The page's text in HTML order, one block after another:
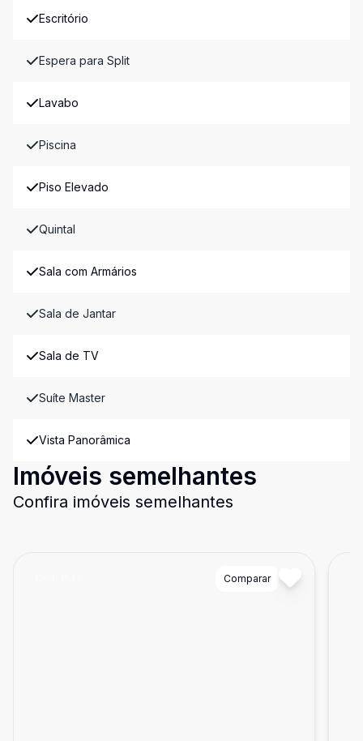
Escritório
Espera para Split
Lavabo
Piscina
Piso Elevado
Quintal
Sala com Armários
Sala de Jantar
Sala de TV
Suíte Master
Vista Panorâmica
Imóveis semelhantes
Confira imóveis semelhantes
Comparar